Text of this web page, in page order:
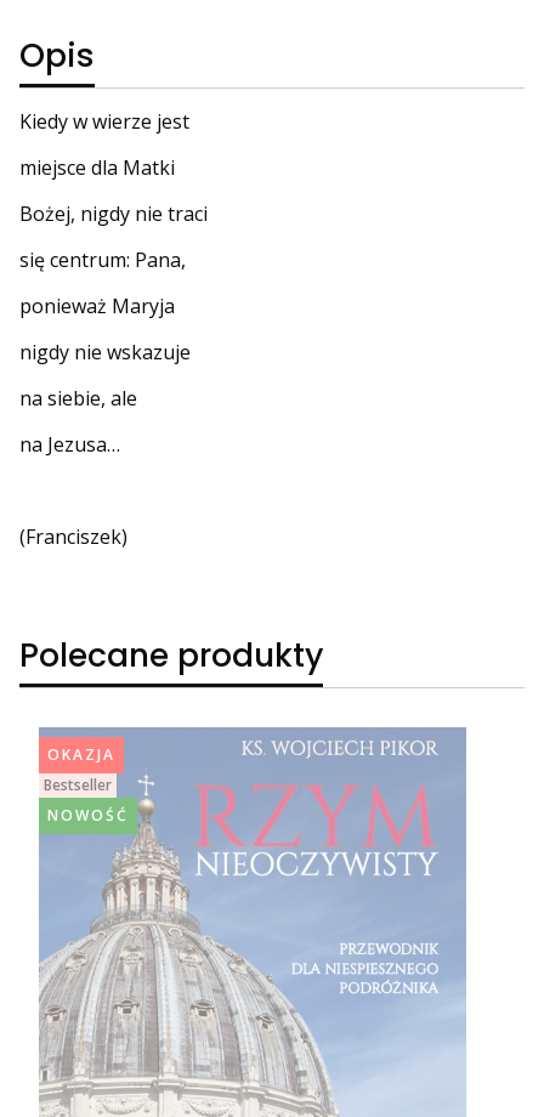
Opis
Kiedy w wierze jest
miejsce dla Matki
Bożej, nigdy nie traci
się centrum: Pana,
ponieważ Maryja
nigdy nie wskazuje
na siebie, ale
na Jezusa…
(Franciszek)
Polecane produkty
OKAZJA
Bestseller
NOWOŚĆ